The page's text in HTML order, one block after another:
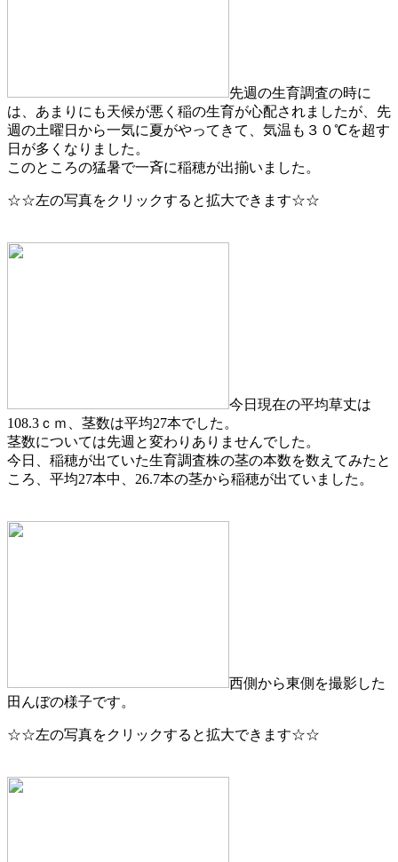
先週の生育調査の時に
は、あまりにも天候が悪く稲の生育が心配されましたが、先
週の土曜日から一気に夏がやってきて、気温も３０℃を超す
日が多くなりました。
このところの猛暑で一斉に稲穂が出揃いました。
☆☆左の写真をクリックすると拡大できます☆☆
今日現在の平均草丈は
108.3ｃｍ、茎数は平均27本でした。
茎数については先週と変わりありませんでした。
今日、稲穂が出ていた生育調査株の茎の本数を数えてみたと
ころ、平均27本中、26.7本の茎から稲穂が出ていました。
西側から東側を撮影した
田んぼの様子です。
☆☆左の写真をクリックすると拡大できます☆☆